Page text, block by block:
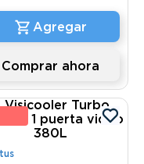
Comprar ahora